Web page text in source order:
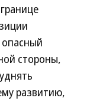
опасный
стороны,
развитию,